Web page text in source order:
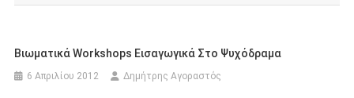
Βιωματικά Workshops Εισαγωγικά Στο Ψυχόδραμα
6 Απριλίου 2012 Δημήτρης Αγοραστός